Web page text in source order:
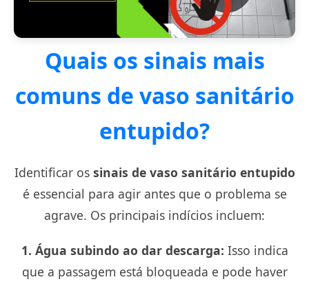
Quais os sinais mais
comuns de vaso sanitário
entupido?
Identificar os sinais de vaso sanitário entupido
é essencial para agir antes que o problema se
agrave. Os principais indícios incluem:
1. Água subindo ao dar descarga: Isso indica
que a passagem está bloqueada e pode haver